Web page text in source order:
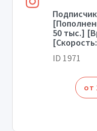
50 тыс.]
ID 1971
от